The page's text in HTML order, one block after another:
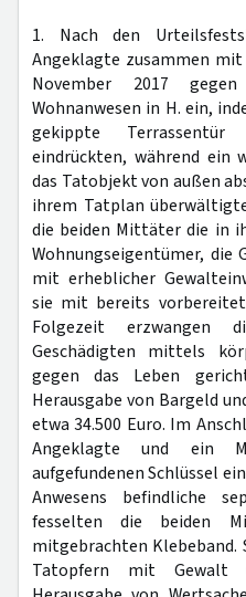
1. Nach den
Angeklagte zusammen
November 2017
Wohnanwesen in H. ein,
gekippte
eindrückten, während ein
das Tatobjekt von außen
ihrem Tatplan
die beiden Mittäter die in
Wohnungseigentümer, die
mit erheblicher
sie mit bereits
Folgezeit
Geschädigten mittels
gegen das Leben
Herausgabe von Bargeld
etwa 34.500 Euro. Im
Angeklagte und ein
aufgefundenen Schlüssel
Anwesens befindliche
fesselten die beiden
mitgebrachten Klebeband.
Tatopfern mit Gewalt